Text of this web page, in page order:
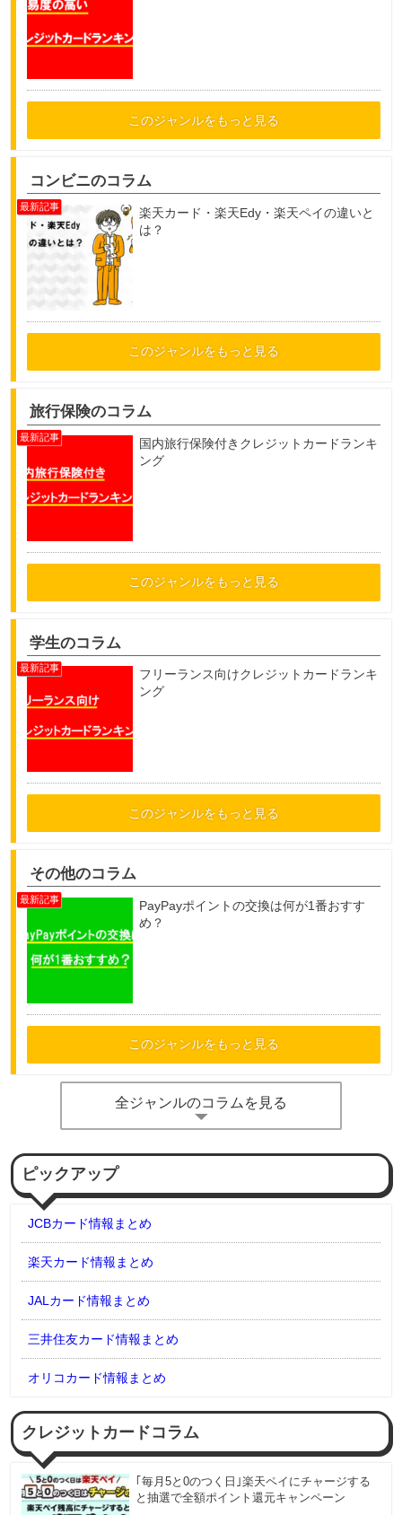
このジャンルをもっと見る
コンビニのコラム
楽天カード・楽天Edy・楽天ペイの違いと
は？
このジャンルをもっと見る
旅行保険のコラム
国内旅行保険付きクレジットカードランキ
ング
このジャンルをもっと見る
学生のコラム
フリーランス向けクレジットカードランキ
ング
このジャンルをもっと見る
その他のコラム
PayPayポイントの交換は何が1番おすす
め？
このジャンルをもっと見る
全ジャンルのコラムを見る
ピックアップ
JCBカード情報まとめ
楽天カード情報まとめ
JALカード情報まとめ
三井住友カード情報まとめ
オリコカード情報まとめ
クレジットカードコラム
｢毎月5と0のつく日｣楽天ペイにチャージする
と抽選で全額ポイント還元キャンペーン